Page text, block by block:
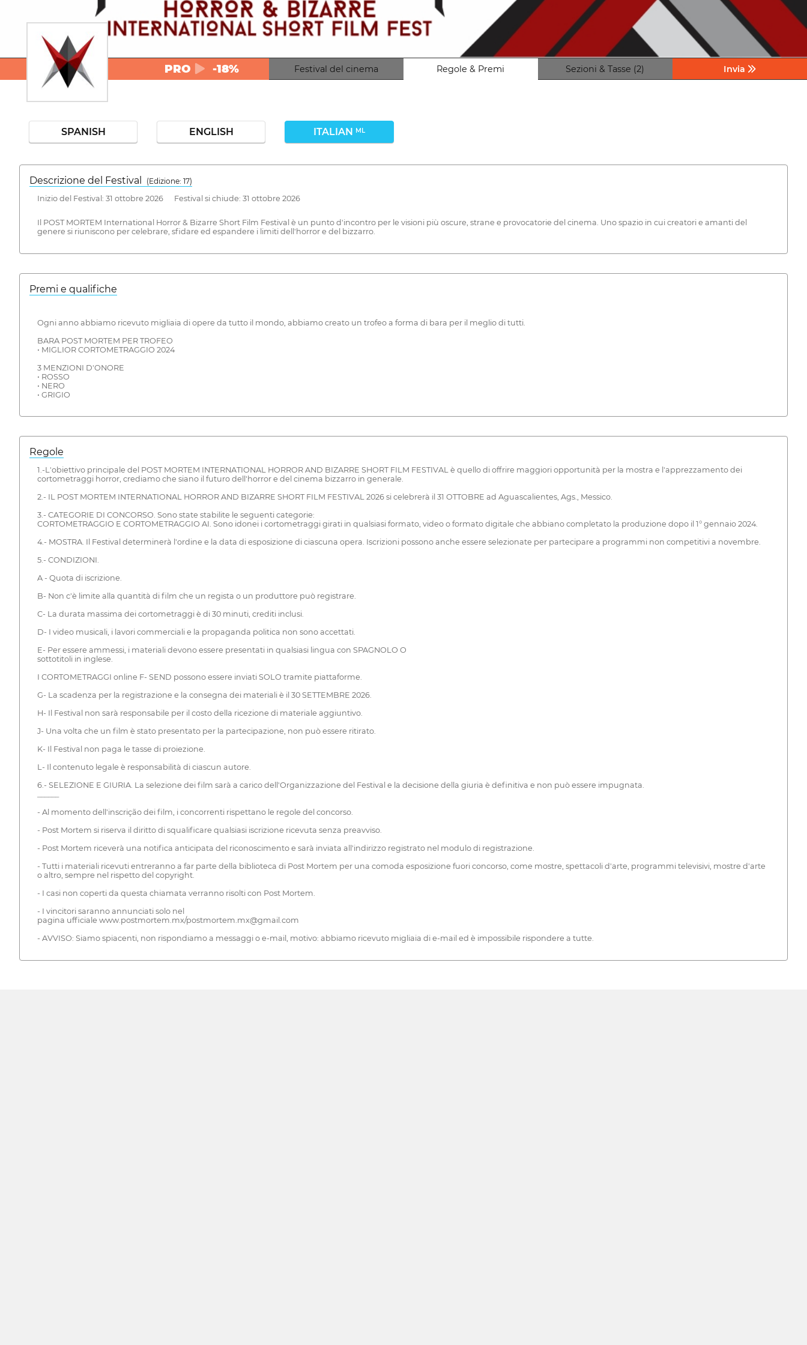
PRO -18% Festival del cinema Regole & Premi Sezioni & Tasse (2) Invia
SPANISH ENGLISH ITALIAN ML
Descrizione del Festival
( Edizione: 17)
Inizio del Festival: 31 ottobre 2026 Festival si chiude: 31 ottobre 2026
Il POST MORTEM International Horror & Bizarre Short Film Festival è un punto d'incontro per le visioni più oscure, strane e provocatorie del cinema. Uno spazio in cui creatori e amanti del
genere si riuniscono per celebrare, sfidare ed espandere i limiti dell'horror e del bizzarro.
Premi e qualifiche
Ogni anno abbiamo ricevuto migliaia di opere da tutto il mondo, abbiamo creato un trofeo a forma di bara per il meglio di tutti.
BARA POST MORTEM PER TROFEO
• MIGLIOR CORTOMETRAGGIO 2024
3 MENZIONI D'ONORE
• ROSSO
• NERO
• GRIGIO
Regole
1.-L'obiettivo principale del POST MORTEM INTERNATIONAL HORROR AND BIZARRE SHORT FILM FESTIVAL è quello di offrire maggiori opportunità per la mostra e l'apprezzamento dei
cortometraggi horror, crediamo che siano il futuro dell'horror e del cinema bizzarro in generale.
2.- IL POST MORTEM INTERNATIONAL HORROR AND BIZARRE SHORT FILM FESTIVAL 2026 si celebrerà il 31 OTTOBRE ad Aguascalientes, Ags., Messico.
3.- CATEGORIE DI CONCORSO. Sono state stabilite le seguenti categorie:
CORTOMETRAGGIO E CORTOMETRAGGIO AI. Sono idonei i cortometraggi girati in qualsiasi formato, video o formato digitale che abbiano completato la produzione dopo il 1° gennaio 2024.
4.- MOSTRA. Il Festival determinerà l'ordine e la data di esposizione di ciascuna opera. Iscrizioni possono anche essere selezionate per partecipare a programmi non competitivi a novembre.
5.- CONDIZIONI.
A - Quota di iscrizione.
B- Non c'è limite alla quantità di film che un regista o un produttore può registrare.
C- La durata massima dei cortometraggi è di 30 minuti, crediti inclusi.
D- I video musicali, i lavori commerciali e la propaganda politica non sono accettati.
E- Per essere ammessi, i materiali devono essere presentati in qualsiasi lingua con SPAGNOLO O
sottotitoli in inglese.
I CORTOMETRAGGI online F- SEND possono essere inviati SOLO tramite piattaforme.
G- La scadenza per la registrazione e la consegna dei materiali è il 30 SETTEMBRE 2026.
H- Il Festival non sarà responsabile per il costo della ricezione di materiale aggiuntivo.
J- Una volta che un film è stato presentato per la partecipazione, non può essere ritirato.
K- Il Festival non paga le tasse di proiezione.
L- Il contenuto legale è responsabilità di ciascun autore.
6.- SELEZIONE E GIURIA. La selezione dei film sarà a carico dell'Organizzazione del Festival e la decisione della giuria è definitiva e non può essere impugnata.
- Al momento dell'inscrição dei film, i concorrenti rispettano le regole del concorso.
- Post Mortem si riserva il diritto di squalificare qualsiasi iscrizione ricevuta senza preavviso.
- Post Mortem riceverà una notifica anticipata del riconoscimento e sarà inviata all'indirizzo registrato nel modulo di registrazione.
- Tutti i materiali ricevuti entreranno a far parte della biblioteca di Post Mortem per una comoda esposizione fuori concorso, come mostre, spettacoli d'arte, programmi televisivi, mostre d'arte
o altro, sempre nel rispetto del copyright.
- I casi non coperti da questa chiamata verranno risolti con Post Mortem.
- I vincitori saranno annunciati solo nel
pagina ufficiale www.postmortem.mx/postmortem.mx@gmail.com
- AVVISO: Siamo spiacenti, non rispondiamo a messaggi o e-mail, motivo: abbiamo ricevuto migliaia di e-mail ed è impossibile rispondere a tutte.